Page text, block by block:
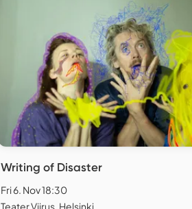
Writing of Disaster
Fri 6. Nov 18:30
Teater Viirus, Helsinki